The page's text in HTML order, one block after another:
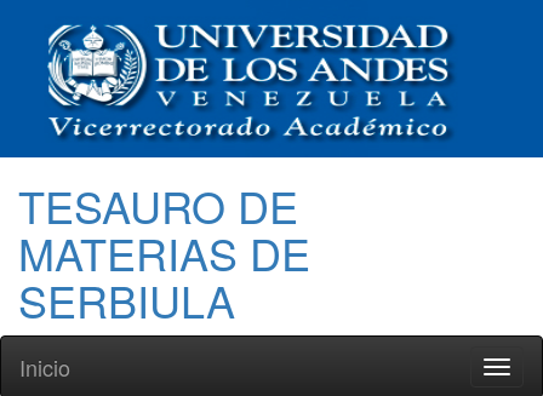
TESAURO DE
MATERIAS DE
SERBIULA
Inicio